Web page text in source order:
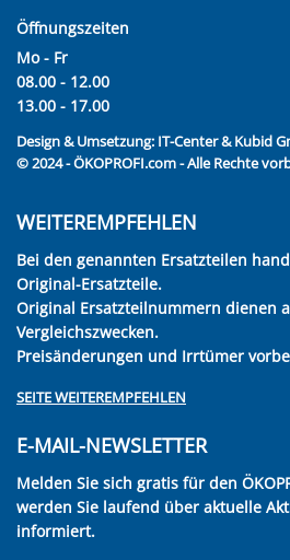
Öffnungszeiten
Mo - Fr
08.00 - 12.00
13.00 - 17.00
Design & Umsetzung: IT-Center & Kubid
© 2024 - ÖKOPROFI.com - Alle Rechte
WEITEREMPFEHLEN
Bei den genannten Ersatzteilen
Original-Ersatzteile.
Original Ersatzteilnummern dienen
Vergleichszwecken.
Preisänderungen und Irrtümer
SEITE WEITEREMPFEHLEN
E-MAIL-NEWSLETTER
Melden Sie sich gratis für den
werden Sie laufend über aktuelle
informiert.